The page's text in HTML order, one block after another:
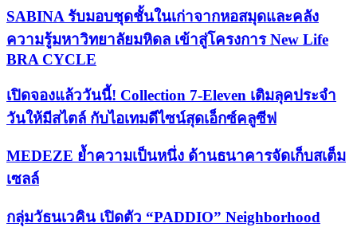
SABINA รับมอบชุดชั้นในเก่าจากหอสมุดและคลัง
ความรู้มหาวิทยาลัยมหิดล เข้าสู่โครงการ New Life
BRA CYCLE
เปิดจองแล้ววันนี้! Collection 7-Eleven เติมลุคประจำ
วันให้มีสไตล์ กับไอเทมดีไซน์สุดเอ็กซ์คลูซีฟ
MEDEZE ย้ำความเป็นหนึ่ง ด้านธนาคารจัดเก็บสเต็ม
เซลล์
กลุ่มวัธนเวคิน เปิดตัว “PADDIO” Neighborhood